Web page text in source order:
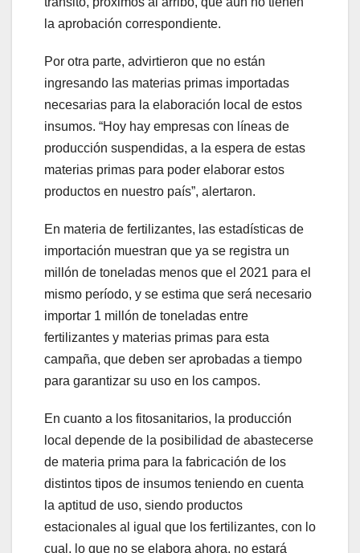
la aprobación correspondiente.
Por otra parte, advirtieron que no están
ingresando las materias primas importadas
necesarias para la elaboración local de estos
insumos. “Hoy hay empresas con líneas de
producción suspendidas, a la espera de estas
materias primas para poder elaborar estos
productos en nuestro país”, alertaron.
En materia de fertilizantes, las estadísticas de
importación muestran que ya se registra un
millón de toneladas menos que el 2021 para el
mismo período, y se estima que será necesario
importar 1 millón de toneladas entre
fertilizantes y materias primas para esta
campaña, que deben ser aprobadas a tiempo
para garantizar su uso en los campos.
En cuanto a los fitosanitarios, la producción
local depende de la posibilidad de abastecerse
de materia prima para la fabricación de los
distintos tipos de insumos teniendo en cuenta
la aptitud de uso, siendo productos
estacionales al igual que los fertilizantes, con lo
cual, lo que no se elabora ahora, no estará